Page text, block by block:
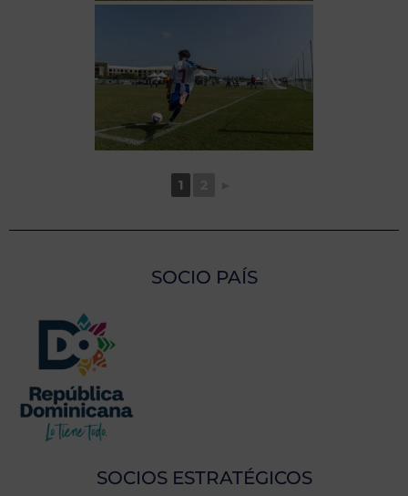
1
SOCIO PAÍS
SOCIOS ESTRATÉGICOS